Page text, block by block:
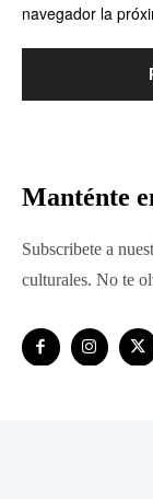
navegador la
Manténte
Subscribete a
culturales. No te